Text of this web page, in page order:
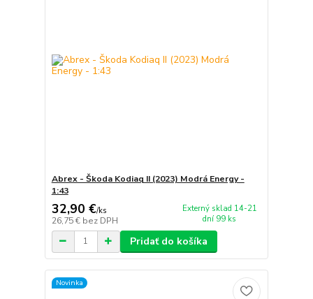
Abrex - Škoda Kodiaq II (2023) Modrá Energy -
1:43
32,90 €/ks
26,75 € bez DPH
Externý sklad 14-21
dní 99 ks
Pridať do košíka
Novinka